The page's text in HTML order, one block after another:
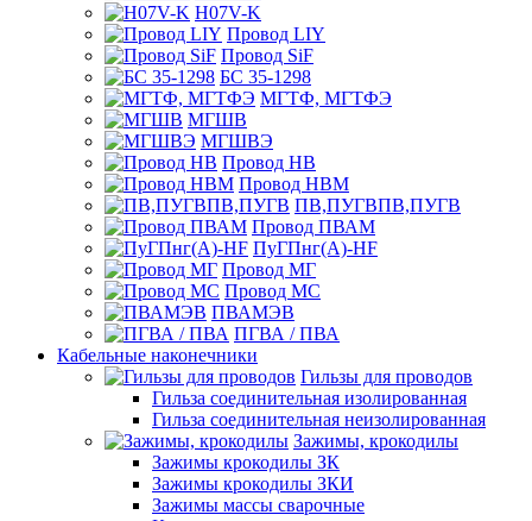
H07V-K
Провод LIY
Провод SiF
БС 35-1298
МГТФ, МГТФЭ
МГШВ
МГШВЭ
Провод НВ
Провод НВМ
ПВ,ПУГВПВ,ПУГВ
Провод ПВАМ
ПуГПнг(A)-HF
Провод МГ
Провод МС
ПВАМЭВ
ПГВА / ПВА
Кабельные наконечники
Гильзы для проводов
Гильза соединительная изолированная
Гильза соединительная неизолированная
Зажимы, крокодилы
Зажимы крокодилы ЗК
Зажимы крокодилы ЗКИ
Зажимы массы сварочные